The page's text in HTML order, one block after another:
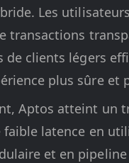
Les utilisateurs
transactions
de clients légers
plus sûre et
Aptos atteint un
faible latence en
et en